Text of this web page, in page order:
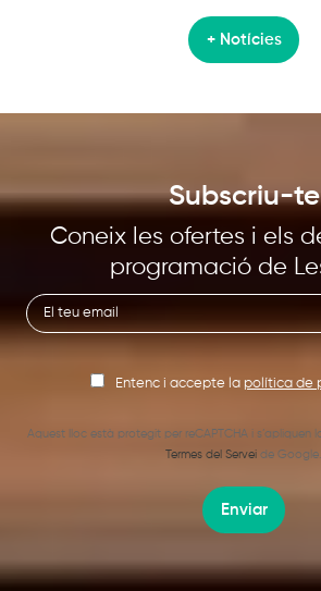
+ Notícies
Subscriu-te
Coneix les ofertes i els
programació de
Entenc i accepte la política de
Aquest lloc està protegit per reCAPTCHA i s’apliquen
Termes del Servei de Google.
Enviar